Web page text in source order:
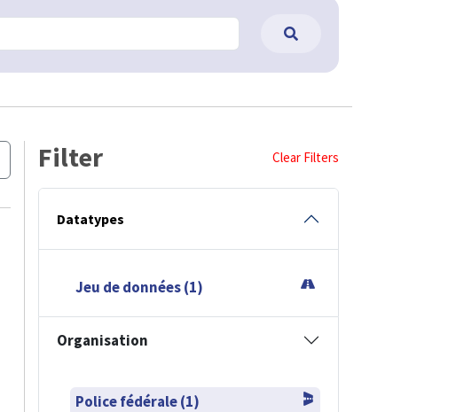
Filter Clear Filters
Datatypes
Jeu de données (1)
Organisation
Police fédérale (1)